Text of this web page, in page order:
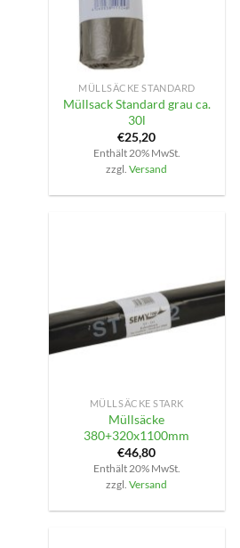
MÜLLSÄCKE STANDARD
Müllsack Standard grau ca.
30l
€25,20
Enthält 20% MwSt.
zzgl.Versand
MÜLLSÄCKE STARK
Müllsäcke
380+320x1100mm
€46,80
Enthält 20% MwSt.
zzgl.Versand